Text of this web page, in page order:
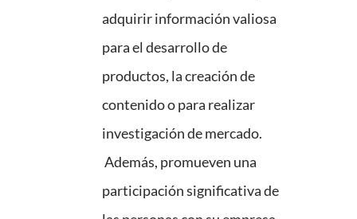
adquirir información valiosa
para el desarrollo de
productos, la creación de
contenido o para realizar
investigación de mercado.
Además, promueven una
participación significativa de